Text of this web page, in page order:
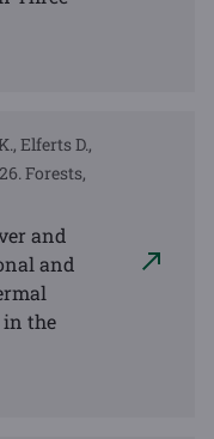
Elferts D.,
Forests,
and
and
in the